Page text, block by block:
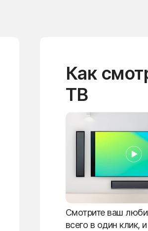
Как
ТВ
Смотрите ваш
всего в один клик,